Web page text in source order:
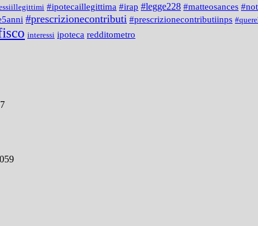
#ipotecaillegittima #irap #legge228 #matteosances
#prescrizionecontributi #prescrizionecontributiinps
interessi ipoteca redditometro